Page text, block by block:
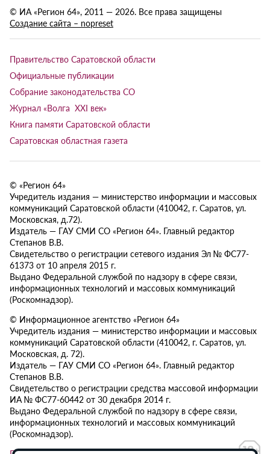
© ИА «Регион 64», 2011 — 2026. Все права защищены
Создание сайта – nopreset
Правительство Саратовской области
Официальные публикации
Собрание законодательства СО
Журнал «Волга XXI век»
Книга памяти Саратовской области
Саратовская областная газета
© «Регион 64»
Учредитель издания — министерство информации и массовых
коммуникаций Саратовской области (410042, г. Саратов, ул.
Московская, д.72).
Издатель — ГАУ СМИ СО «Регион 64». Главный редактор
Степанов В.В.
Свидетельство о регистрации сетевого издания Эл № ФС77-
61373 от 10 апреля 2015 г.
Выдано Федеральной службой по надзору в сфере связи,
информационных технологий и массовых коммуникаций
(Роскомнадзор).
© Информационное агентство «Регион 64»
Учредитель издания — министерство информации и массовых
коммуникаций Саратовской области (410042, г. Саратов, ул.
Московская, д. 72).
Издатель — ГАУ СМИ СО «Регион 64». Главный редактор
Степанов В.В.
Свидетельство о регистрации средства массовой информации
ИА № ФС77-60442 от 30 декабря 2014 г.
Выдано Федеральной службой по надзору в сфере связи,
информационных технологий и массовых коммуникаций
(Роскомнадзор).